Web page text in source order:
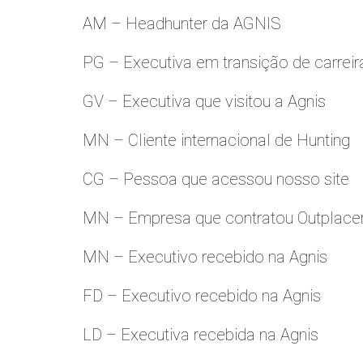
AM – Headhunter da AGNIS
PG – Executiva em transição de
GV – Executiva que visitou a Agnis
MN – Cliente internacional de Hunting
CG – Pessoa que acessou nosso site
MN – Empresa que contratou
MN – Executivo recebido na Agnis
FD – Executivo recebido na Agnis
LD – Executiva recebida na Agnis